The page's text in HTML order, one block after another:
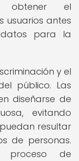
obtener el
usuarios antes
para la
y el
público. Las
diseñarse de
evitando
resultar
de personas.
proceso de